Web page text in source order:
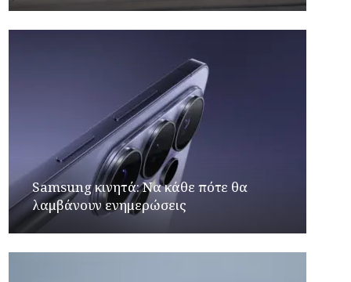
Samsung κινητά: Να κάθε πότε θα
λαμβάνουν ενημερώσεις